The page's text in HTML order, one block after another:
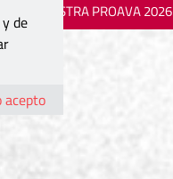
MOSTRA PROAVA 2026
de
acepto